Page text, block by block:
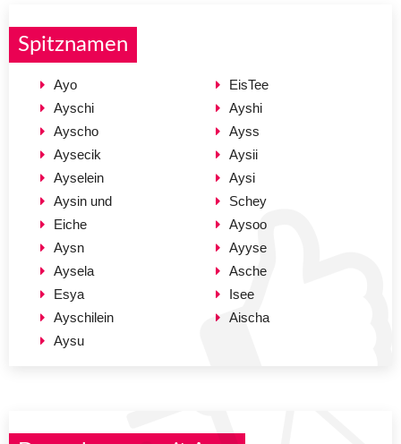
Spitznamen
Ayo
Ayschi
Ayscho
Aysecik
Ayselein
Aysin und
Eiche
Aysn
Aysela
Esya
Ayschilein
Aysu
EisTee
Ayshi
Ayss
Aysii
Aysi
Schey
Aysoo
Ayyse
Asche
Isee
Aischa